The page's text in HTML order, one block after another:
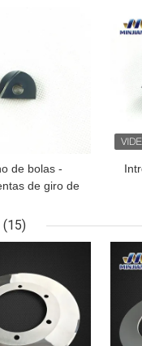
de bolas -
de giro de
y durabilidad
todas sus
CNC
(15)